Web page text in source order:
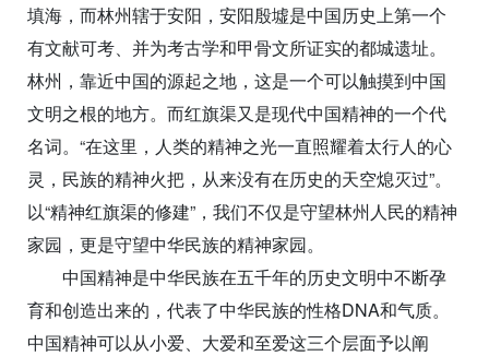
填海，而林州辖于安阳，安阳殷墟是中国历史上第一个
有文献可考、并为考古学和甲骨文所证实的都城遗址。
林州，靠近中国的源起之地，这是一个可以触摸到中国
文明之根的地方。而红旗渠又是现代中国精神的一个代
名词。“在这里，人类的精神之光一直照耀着太行人的心
灵，民族的精神火把，从来没有在历史的天空熄灭过”。
以“精神红旗渠的修建”，我们不仅是守望林州人民的精神
家园，更是守望中华民族的精神家园。
中国精神是中华民族在五千年的历史文明中不断孕
育和创造出来的，代表了中华民族的性格DNA和气质。
中国精神可以从小爱、大爱和至爱这三个层面予以阐